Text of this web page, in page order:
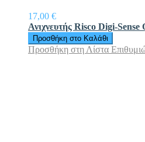
17,00 €
Ανιχνευτής Risco Digi-Sense
Προσθήκη στο Καλάθι
Προσθήκη στη Λίστα